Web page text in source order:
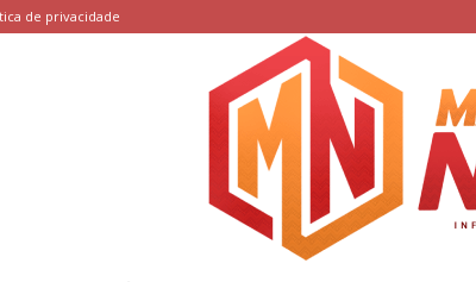
de privacidade